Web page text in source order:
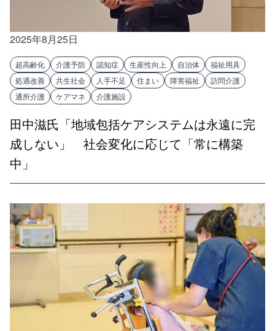
2025年8月25日
超高齢化 介護予防 認知症 生産性向上 自治体
福祉用具
処遇改善
共生社会 人手不足 住まい 障害福祉
訪問介護
通所介護
ケアマネ 介護施設
田中滋氏「地域包括ケアシステムは永遠に完
成しない」 社会変化に応じて「常に構築
中」